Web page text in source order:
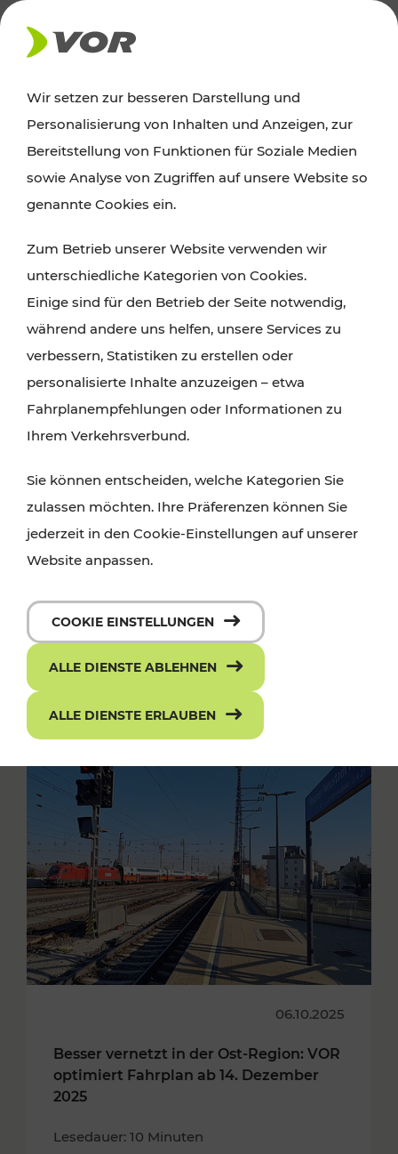
AKTUELLES
News
Alle wichtigen Meldungen zu Fahrplanänderungen,
finden Sie hier im Überblick.
06.10.2025
Besser vernetzt in der Ost-Region: VOR
optimiert Fahrplan ab 14. Dezember
2025
Lesedauer: 10 Minuten
Wir setzen zur besseren Darstellung und
Personalisierung von Inhalten und Anzeigen, zur
Bereitstellung von Funktionen für Soziale Medien
sowie Analyse von Zugriffen auf unsere Website so
genannte Cookies ein.
Zum Betrieb unserer Website verwenden wir
unterschiedliche Kategorien von Cookies.
Einige sind für den Betrieb der Seite notwendig,
während andere uns helfen, unsere Services zu
verbessern, Statistiken zu erstellen oder
personalisierte Inhalte anzuzeigen – etwa
Fahrplanempfehlungen oder Informationen zu
Ihrem Verkehrsverbund.
Sie können entscheiden, welche Kategorien Sie
zulassen möchten. Ihre Präferenzen können Sie
jederzeit in den Cookie-Einstellungen auf unserer
Website anpassen.
COOKIE EINSTELLUNGEN
ALLE DIENSTE ABLEHNEN
ALLE DIENSTE ERLAUBEN